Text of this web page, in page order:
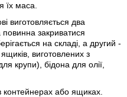
їх маса.
виготовляється два
закриватися
на складі, а другий -
виготовлених з
крупи), бідона для олії,
контейнерах або ящиках.